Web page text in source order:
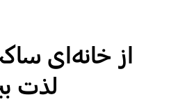
از خانه‌ای
لذت